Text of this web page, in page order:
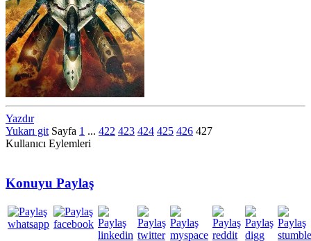
Yazdır
Yukarı git Sayfa 1 ... 422 423 424 425 426 427
Kullanıcı Eylemleri
Konuyu Paylaş